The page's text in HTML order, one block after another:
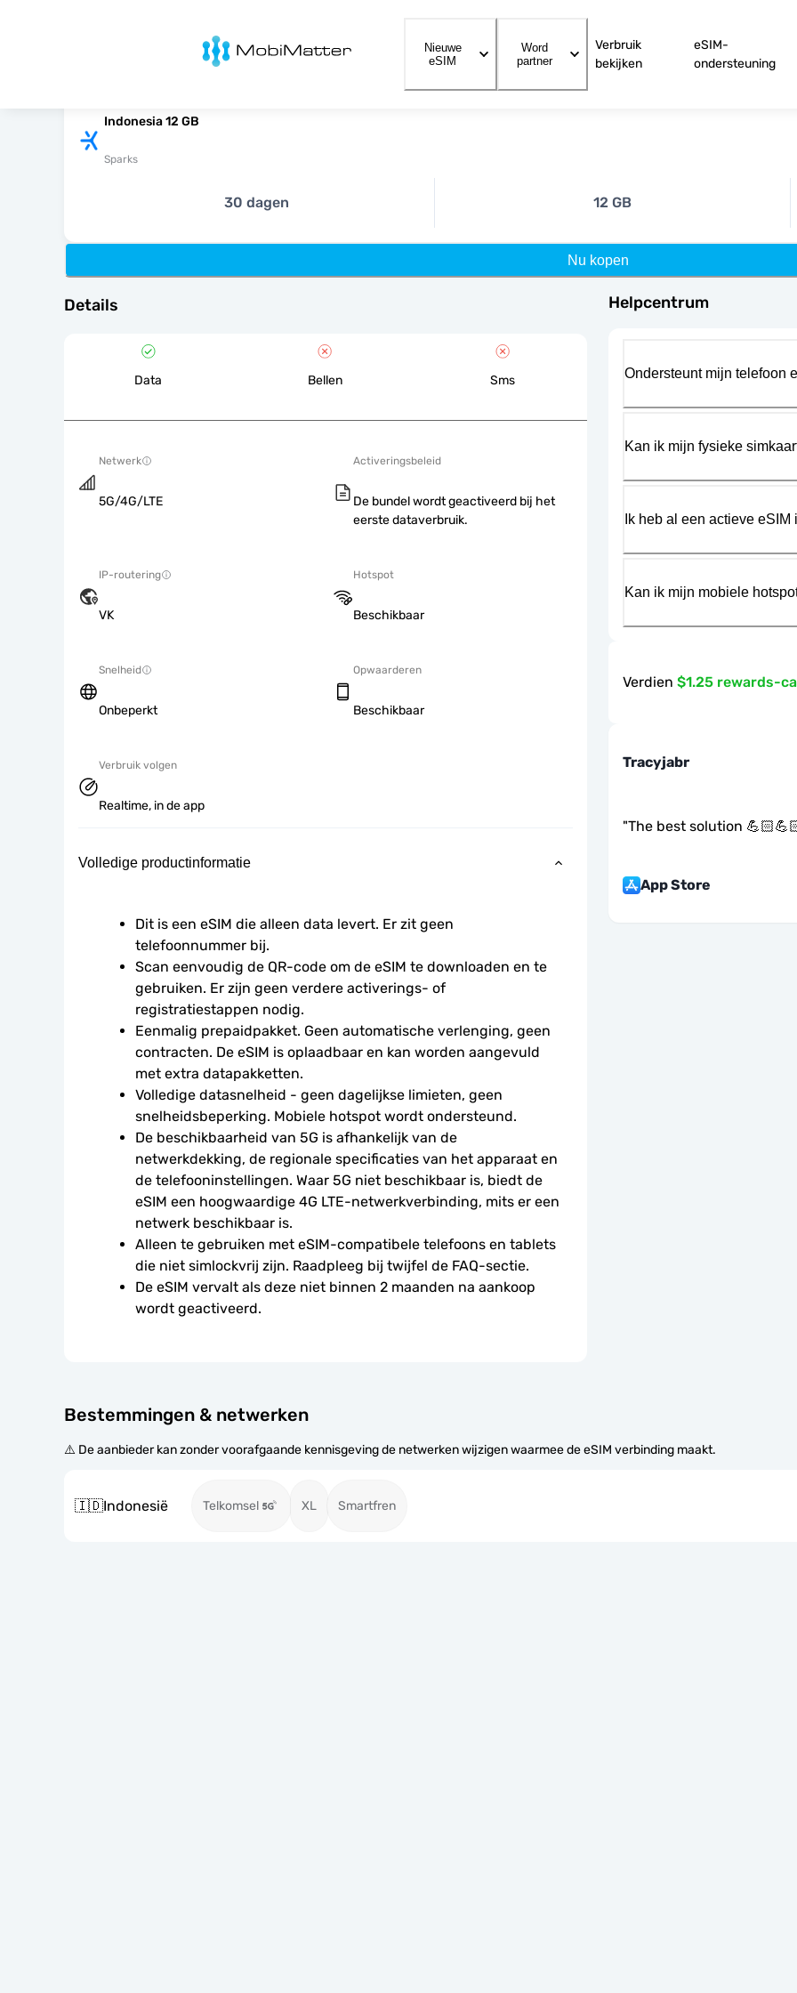
MobiMatter
Nieuwe
eSIM
Word
partner
Verbruik
bekijken
eSIM-
ondersteuning
Indonesia 12 GB
Sparks
30 dagen 12 GB
Nu kopen
Details
Data Bellen Sms
Netwerk
5G/4G/LTE
Activeringsbeleid
De bundel wordt geactiveerd bij het
eerste dataverbruik.
IP-routering
VK
Hotspot
Beschikbaar
Snelheid
Onbeperkt
Opwaarderen
Beschikbaar
Verbruik volgen
Realtime, in de app
Volledige productinformatie
Dit is een eSIM die alleen data levert. Er zit geen
telefoonnummer bij.
Scan eenvoudig de QR-code om de eSIM te downloaden en te
gebruiken. Er zijn geen verdere activerings- of
registratiestappen nodig.
Eenmalig prepaidpakket. Geen automatische verlenging, geen
contracten. De eSIM is oplaadbaar en kan worden aangevuld
met extra datapakketten.
Volledige datasnelheid - geen dagelijkse limieten, geen
snelheidsbeperking. Mobiele hotspot wordt ondersteund.
De beschikbaarheid van 5G is afhankelijk van de
netwerkdekking, de regionale specificaties van het apparaat en
de telefooninstellingen. Waar 5G niet beschikbaar is, biedt de
eSIM een hoogwaardige 4G LTE-netwerkverbinding, mits er een
netwerk beschikbaar is.
Alleen te gebruiken met eSIM-compatibele telefoons en tablets
die niet simlockvrij zijn. Raadpleeg bij twijfel de FAQ-sectie.
De eSIM vervalt als deze niet binnen 2 maanden na aankoop
wordt geactiveerd.
Bestemmingen & netwerken
⚠️ De aanbieder kan zonder voorafgaande kennisgeving de netwerken wijzigen waarmee de eSIM verbinding maakt.
🇮🇩Indonesië Telkomsel XL Smartfren
Helpcentrum
Ondersteunt mijn telefoon
Kan ik mijn fysieke
Ik heb al een actieve
Kan ik mijn mobiele
Verdien $1.25 rewards-
Tracyjabr
"The best solution
App Store